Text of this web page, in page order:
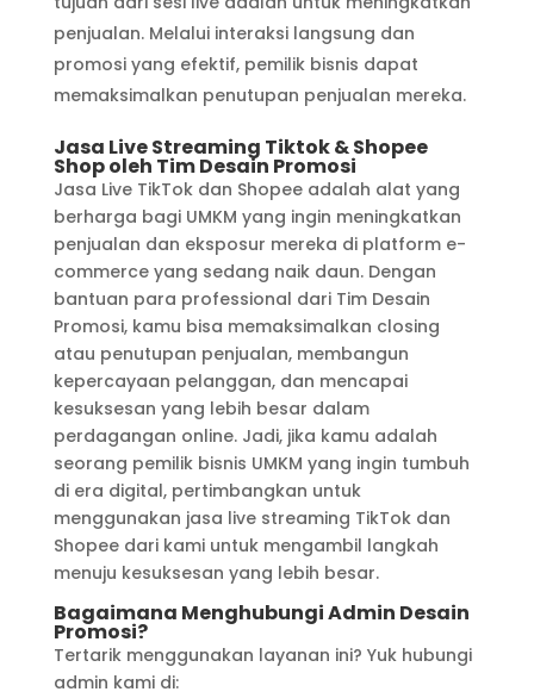
penjualan. Melalui interaksi langsung dan
promosi yang efektif, pemilik bisnis dapat
memaksimalkan penutupan penjualan mereka.
Jasa Live Streaming Tiktok & Shopee
Shop oleh Tim Desain Promosi
Jasa Live TikTok dan Shopee adalah alat yang
berharga bagi UMKM yang ingin meningkatkan
penjualan dan eksposur mereka di platform e-
commerce yang sedang naik daun. Dengan
bantuan para professional dari Tim Desain
Promosi, kamu bisa memaksimalkan closing
atau penutupan penjualan, membangun
kepercayaan pelanggan, dan mencapai
kesuksesan yang lebih besar dalam
perdagangan online. Jadi, jika kamu adalah
seorang pemilik bisnis UMKM yang ingin tumbuh
di era digital, pertimbangkan untuk
menggunakan jasa live streaming TikTok dan
Shopee dari kami untuk mengambil langkah
menuju kesuksesan yang lebih besar.
Bagaimana Menghubungi Admin Desain
Promosi?
Tertarik menggunakan layanan ini? Yuk hubungi
admin kami di: